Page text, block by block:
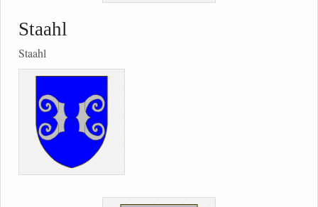
Staahl
Staahl